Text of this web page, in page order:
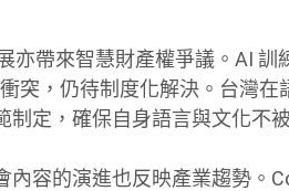
亦帶來智慧財產權爭議。AI 訓
突，仍待制度化解決。台灣
定，確保自身語言與文化不
內容的演進也反映產業趨勢。